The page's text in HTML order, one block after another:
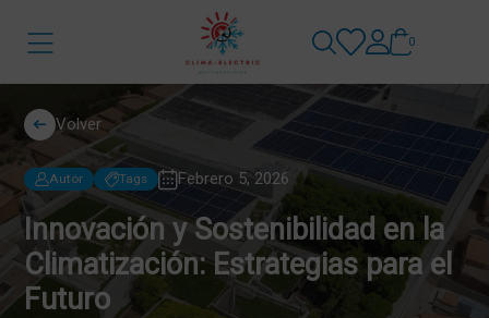
0
Volver
Autor Tags Febrero 5, 2026
Innovación y Sostenibilidad en la
Climatización: Estrategias para el
Futuro